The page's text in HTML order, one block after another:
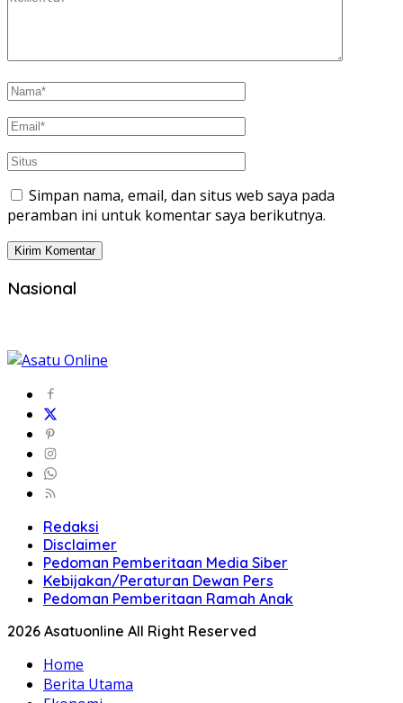
Simpan nama, email, dan situs web saya pada
peramban ini untuk komentar saya berikutnya.
Nasional
Redaksi
Disclaimer
Pedoman Pemberitaan Media Siber
Kebijakan/Peraturan Dewan Pers
Pedoman Pemberitaan Ramah Anak
2026 Asatuonline All Right Reserved
Home
Berita Utama